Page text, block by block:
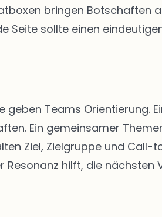
bringen Botschaften
Seite sollte einen
Teams Orientierung.
Ein gemeinsamer
Ziel, Zielgruppe und Call-
hilft, die nächsten